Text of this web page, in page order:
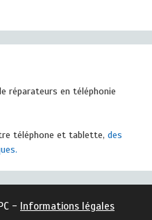
réparateurs en téléphonie
téléphone et tablette, des
- Informations légales